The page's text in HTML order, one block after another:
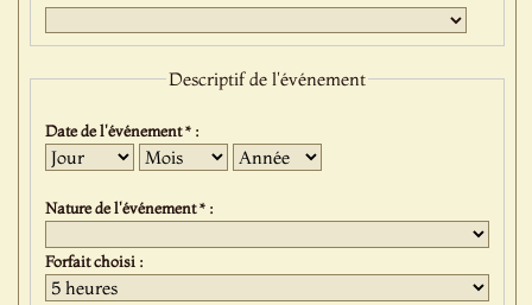
Descriptif de l'événement
Date de l'événement * :
Jour Mois Année
Nature de l'événement * :
Forfait choisi :